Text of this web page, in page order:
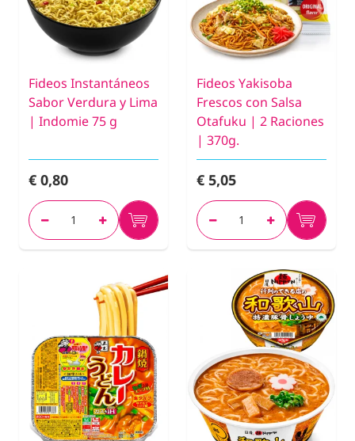
Fideos Instantáneos
Sabor Verdura y Lima
| Indomie 75 g
€ 0,80
Fideos Yakisoba
Frescos con Salsa
Otafuku | 2 Raciones
| 370g.
€ 5,05